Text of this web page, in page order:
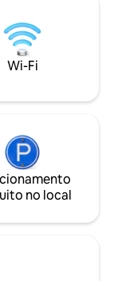
Wi-Fi
no local